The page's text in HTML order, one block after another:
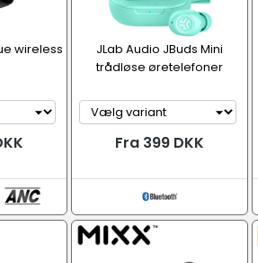
wireless
JLab Audio JBuds Mini
trådløse øretelefoner
Fra 399 DKK